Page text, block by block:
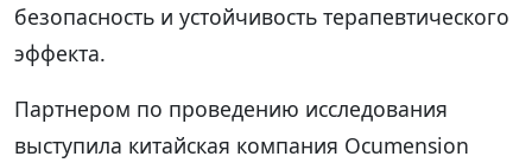
безопасность и устойчивость терапевтического
эффекта.
Партнером по проведению исследования
выступила китайская компания Ocumension